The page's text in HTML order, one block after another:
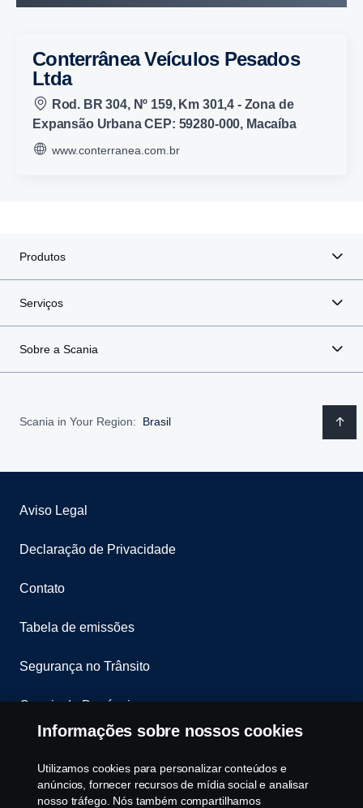
Conterrânea Veículos Pesados
Ltda
Rod. BR 304, Nº 159, Km 301,4 - Zona de
Expansão Urbana CEP: 59280-000, Macaíba
www.conterranea.com.br
Produtos
Serviços
Sobre a Scania
Scania in Your Region: Brasil
Aviso Legal
Declaração de Privacidade
Contato
Tabela de emissões
Segurança no Trânsito
Canais de Denúncia
Programa de Rotulagem Veicular
Política de Cookies
Informações sobre nossos cookies
Utilizamos cookies para personalizar conteúdos e
anúncios, fornecer recursos de mídia social e analisar
nosso tráfego. Nós também compartilhamos